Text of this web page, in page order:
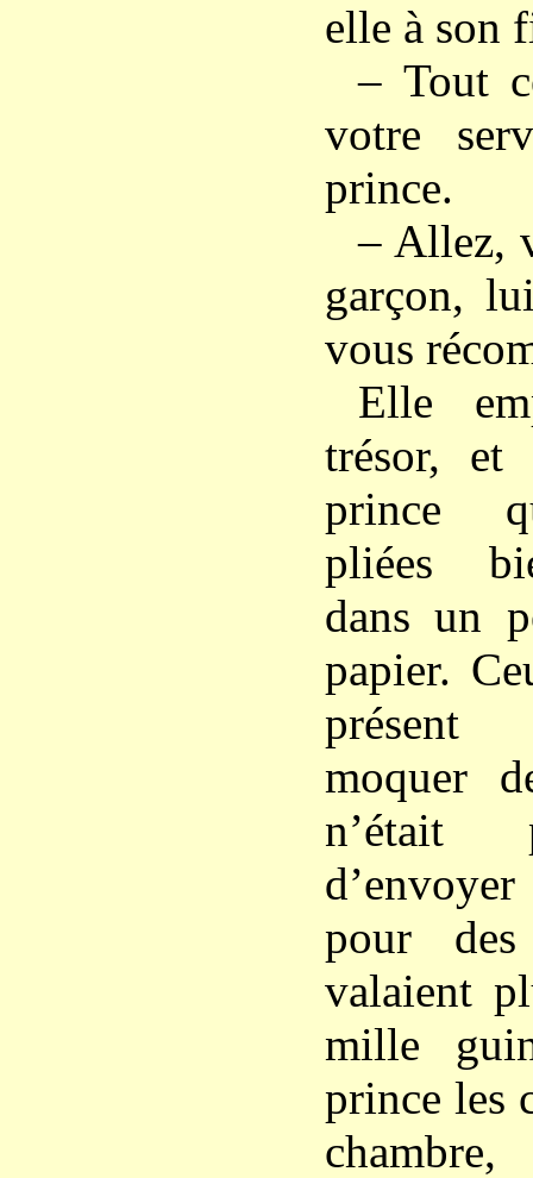
elle à son
– Tout
votre
prince.
– Allez,
garçon,
vous
Elle
trésor, et
prince
pliées
dans un
papier.
présent
moquer
n’était
pour
valaient
mille
prince les